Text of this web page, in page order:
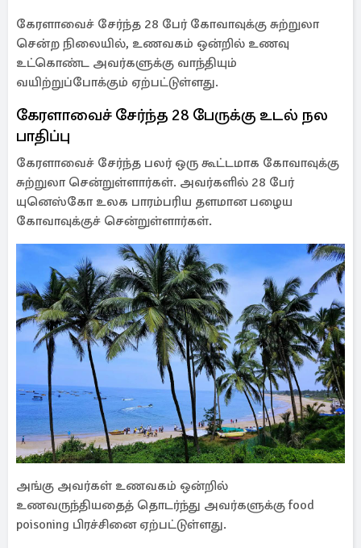
கேரளாவைச் சேர்ந்த 28 பேர் கோவாவுக்கு சுற்றுலா
சென்ற நிலையில், உணவகம் ஒன்றில் உணவு
உட்கொண்ட அவர்களுக்கு வாந்தியும்
வயிற்றுப்போக்கும் ஏற்பட்டுள்ளது.
கேரளாவைச் சேர்ந்த 28 பேருக்கு உடல் நல
பாதிப்பு
கேரளாவைச் சேர்ந்த பலர் ஒரு கூட்டமாக கோவாவுக்கு
சுற்றுலா சென்றுள்ளார்கள். அவர்களில் 28 பேர்
யுனெஸ்கோ உலக பாரம்பரிய தளமான பழைய
கோவாவுக்குச் சென்றுள்ளார்கள்.
அங்கு அவர்கள் உணவகம் ஒன்றில்
உணவருந்தியதைத் தொடர்ந்து அவர்களுக்கு food
poisoning பிரச்சினை ஏற்பட்டுள்ளது.